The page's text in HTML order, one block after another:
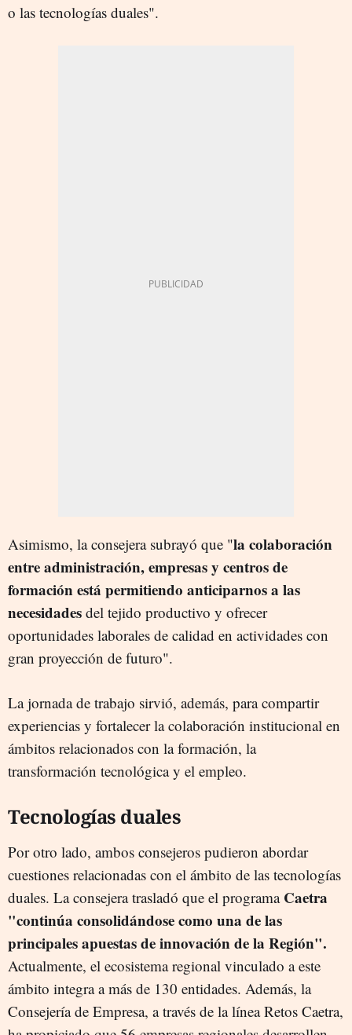
o las tecnologías duales".
Asimismo, la consejera subrayó que "la colaboración
entre administración, empresas y centros de
formación está permitiendo anticiparnos a las
necesidades del tejido productivo y ofrecer
oportunidades laborales de calidad en actividades con
gran proyección de futuro".
La jornada de trabajo sirvió, además, para compartir
experiencias y fortalecer la colaboración institucional en
ámbitos relacionados con la formación, la
transformación tecnológica y el empleo.
Tecnologías duales
Por otro lado, ambos consejeros pudieron abordar
cuestiones relacionadas con el ámbito de las tecnologías
duales. La consejera trasladó que el programa Caetra
"continúa consolidándose como una de las
principales apuestas de innovación de la Región".
Actualmente, el ecosistema regional vinculado a este
ámbito integra a más de 130 entidades. Además, la
Consejería de Empresa, a través de la línea Retos Caetra,